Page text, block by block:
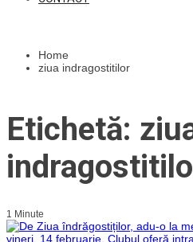
Home
ziua indragostitilor
Etichetă:
1 Minute